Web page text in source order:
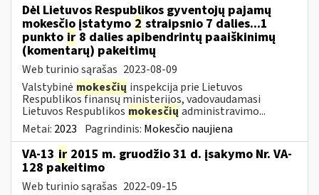
Dėl Lietuvos Respublikos gyventojų pajamų
mokesčio įstatymo 2 straipsnio 7 dalies...1
punkto ir 8 dalies apibendrintų paaiškinimų
(komentarų) pakeitimų
Web turinio sąrašas 2023-08-09
Valstybinė mokesčių inspekcija prie Lietuvos
Respublikos finansų ministerijos, vadovaudamasi
Lietuvos Respublikos mokesčių administravimo...
Metai: 2023 Pagrindinis: Mokesčio naujiena
VA-13 ir 2015 m. gruodžio 31 d. įsakymo Nr. VA-
128 pakeitimo
Web turinio sąrašas 2022-09-15